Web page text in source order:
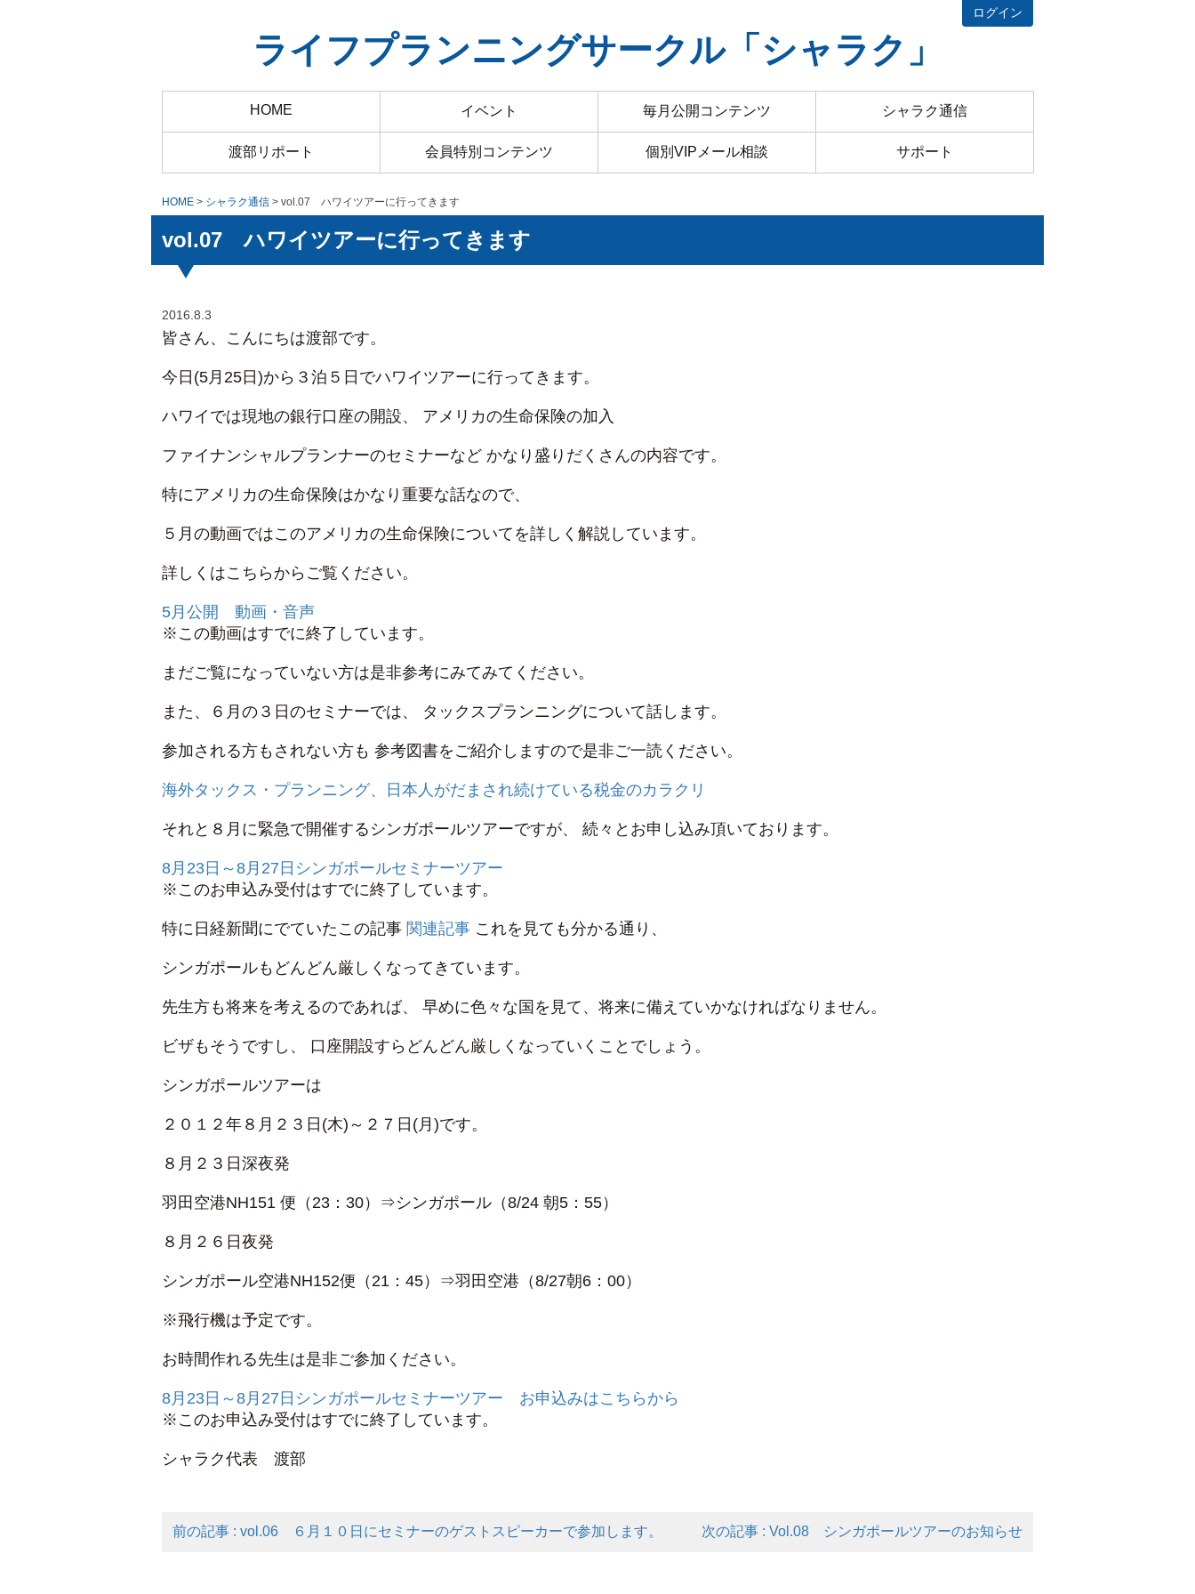
ライフプランニングサークル「シャラク」
ログイン
HOME イベント 毎月公開コンテンツ シャラク通信
渡部リポート 会員特別コンテンツ 個別VIPメール相談 サポート
HOME > シャラク通信 > vol.07 ハワイツアーに行ってきます
vol.07 ハワイツアーに行ってきます
2016.8.3
皆さん、こんにちは渡部です。
今日(5月25日)から３泊５日でハワイツアーに行ってきます。
ハワイでは現地の銀行口座の開設、 アメリカの生命保険の加入
ファイナンシャルプランナーのセミナーなど かなり盛りだくさんの内容です。
特にアメリカの生命保険はかなり重要な話なので、
５月の動画ではこのアメリカの生命保険についてを詳しく解説しています。
詳しくはこちらからご覧ください。
5月公開 動画・音声
※この動画はすでに終了しています。
まだご覧になっていない方は是非参考にみてみてください。
また、６月の３日のセミナーでは、 タックスプランニングについて話します。
参加される方もされない方も 参考図書をご紹介しますので是非ご一読ください。
海外タックス・プランニング、日本人がだまされ続けている税金のカラクリ
それと８月に緊急で開催するシンガポールツアーですが、 続々とお申し込み頂いております。
8月23日～8月27日シンガポールセミナーツアー
※このお申込み受付はすでに終了しています。
特に日経新聞にでていたこの記事 関連記事 これを見ても分かる通り、
シンガポールもどんどん厳しくなってきています。
先生方も将来を考えるのであれば、 早めに色々な国を見て、将来に備えていかなければなりません。
ビザもそうですし、 口座開設すらどんどん厳しくなっていくことでしょう。
シンガポールツアーは
２０１２年８月２３日(木)～２７日(月)です。
８月２３日深夜発
羽田空港NH151 便（23：30）⇒シンガポール（8/24 朝5：55）
８月２６日夜発
シンガポール空港NH152便（21：45）⇒羽田空港（8/27朝6：00）
※飛行機は予定です。
お時間作れる先生は是非ご参加ください。
8月23日～8月27日シンガポールセミナーツアー お申込みはこちらから
※このお申込み受付はすでに終了しています。
シャラク代表 渡部
前の記事 : vol.06 ６月１０日にセミナーのゲストスピーカーで参加します。 次の記事 : Vol.08 シンガポールツアーのお知らせ